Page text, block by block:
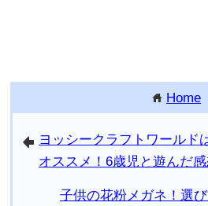
home Home
arrowleft ヨッシークラフトワールド
オススメ！6歳児と遊んだ感
子供の花粉メガネ！選